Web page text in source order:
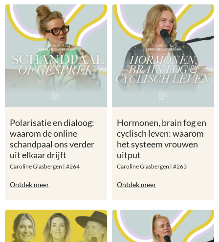
Polarisatie en dialoog:
waarom de online
schandpaal ons verder
uit elkaar drijft
Caroline Glasbergen | #264
Ontdek meer
Hormonen, brain fog en
cyclisch leven: waarom
het systeem vrouwen
uitput
Caroline Glasbergen | #263
Ontdek meer